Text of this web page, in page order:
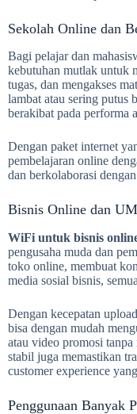
Sekolah Online dan
Bagi pelajar dan
kebutuhan mutlak untuk
tugas, dan mengakses
lambat atau sering putus
berakibat pada performa
Dengan paket internet
pembelajaran online
dan berkolaborasi
Bisnis Online dan
WiFi untuk bisnis
pengusaha muda dan
toko online, membuat
media sosial bisnis,
Dengan kecepatan
bisa dengan mudah
atau video promosi
stabil juga memastikan
customer experience
Penggunaan Banyak